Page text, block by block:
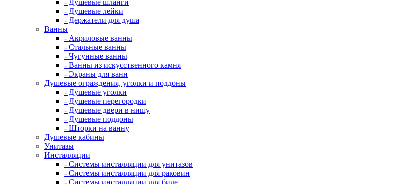
- Душевые шланги
- Душевые лейки
- Держатели для душа
Ванны
- Акриловые ванны
- Стальные ванны
- Чугунные ванны
- Ванны из искусственного камня
- Экраны для ванн
Душевые ограждения, уголки и поддоны
- Душевые уголки
- Душевые перегородки
- Душевые двери в нишу
- Душевые поддоны
- Шторки на ванну
Душевые кабины
Унитазы
Инсталляции
- Системы инсталляции для унитазов
- Системы инсталляции для раковин
- Системы инсталляции для биде